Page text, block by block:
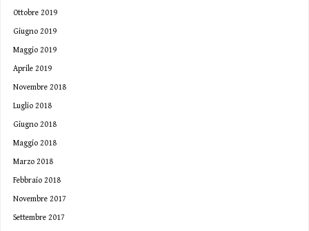
Ottobre 2019
Giugno 2019
Maggio 2019
Aprile 2019
Novembre 2018
Luglio 2018
Giugno 2018
Maggio 2018
Marzo 2018
Febbraio 2018
Novembre 2017
Settembre 2017